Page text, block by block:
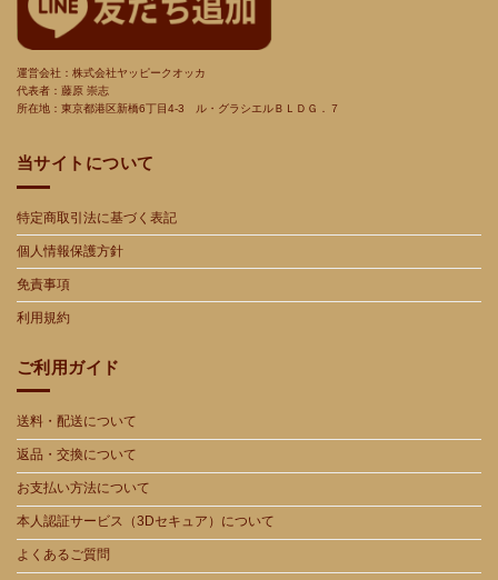
運営会社：株式会社ヤッピークオッカ
代表者：藤原 崇志
所在地：東京都港区新橋6丁目4-3 ル・グラシエルＢＬＤＧ．７
当サイトについて
特定商取引法に基づく表記
個人情報保護方針
免責事項
利用規約
ご利用ガイド
送料・配送について
返品・交換について
お支払い方法について
本人認証サービス（3Dセキュア）について
よくあるご質問